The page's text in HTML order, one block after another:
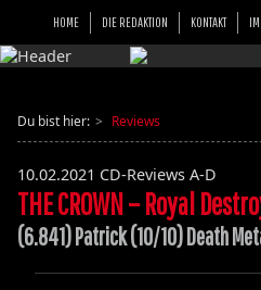
HOME DIE REDAKTION KONTAKT
Du bist hier: Reviews
10.02.2021 CD-Reviews A-D
THE CROWN – Royal
(6.841) Patrick (10/10) Death